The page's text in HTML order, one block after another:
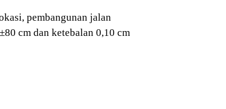
pembangunan jalan
cm dan ketebalan 0,10 cm